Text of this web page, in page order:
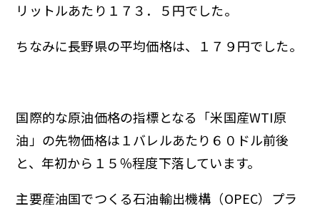
リットルあたり１７３．５円でした。
ちなみに長野県の平均価格は、１７９円でした。
国際的な原油価格の指標となる「米国産WTI原
油」の先物価格は１バレルあたり６０ドル前後
と、年初から１５％程度下落しています。
主要産油国でつくる石油輸出機構（OPEC）プラ